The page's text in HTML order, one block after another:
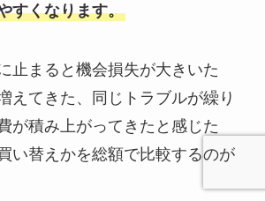
すくなります。
止まると機会損失が大きいた
えてきた、同じトラブルが繰り
が積み上がってきたと感じた
い替えかを総額で比較するのが